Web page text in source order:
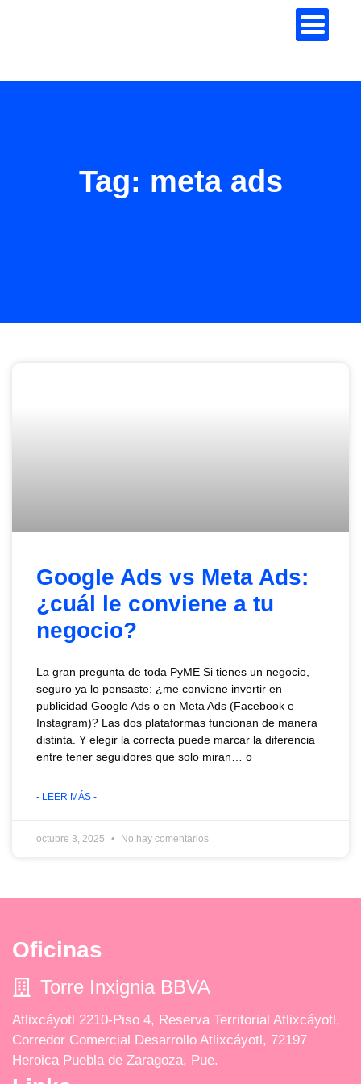
Tag: meta ads
Google Ads vs Meta Ads:
¿cuál le conviene a tu
negocio?
La gran pregunta de toda PyME Si tienes un negocio,
seguro ya lo pensaste: ¿me conviene invertir en
publicidad Google Ads o en Meta Ads (Facebook e
Instagram)? Las dos plataformas funcionan de manera
distinta. Y elegir la correcta puede marcar la diferencia
entre tener seguidores que solo miran… o
- LEER MÁS -
octubre 3, 2025 No hay comentarios
Oficinas
Torre Inxignia BBVA
Atlixcáyotl 2210-Piso 4, Reserva Territorial Atlixcáyotl,
Corredor Comercial Desarrollo Atlixcáyotl, 72197
Heroica Puebla de Zaragoza, Pue.